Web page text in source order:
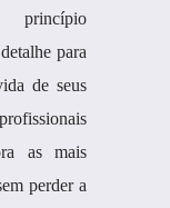
princípio
para
de seus
as mais
perder a